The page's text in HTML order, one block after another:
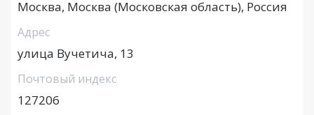
Москва, Москва (Московская область), Россия
Адрес
улица Вучетича, 13
Почтовый индекс
127206